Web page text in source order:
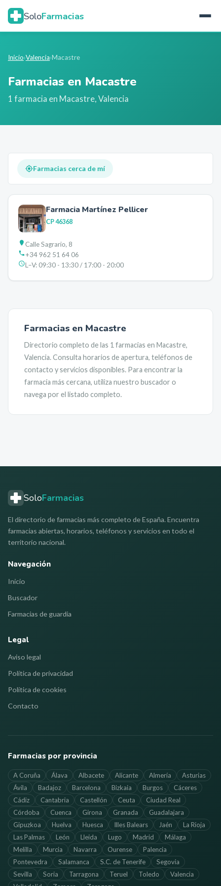
SoloFarmacias
Inicio›Valencia›Macastre
Farmacias en Macastre
1 farmacia en Macastre,Valencia
Farmacias cerca de mí
Farmacia Martínez Pellicer
CP46368
Calle Sagrario, 8
+34 962 51 64 06
L–V:09:30 - 13:30 / 17:00 - 20:00
Farmacias en Macastre
Directorio completo de las 1 farmacias en Macastre,
Valencia. Consulta horarios de apertura, teléfonos de
contacto y servicios disponibles. Para encontrar la
farmacia más cercana, utiliza nuestro buscador o
navega por el listado completo.
SoloFarmacias
El directorio de farmacias más completo de España. Encuentra
farmacias abiertas, horarios, teléfonos y servicios en todo el
territorio nacional.
Navegación
Inicio
Buscador
Farmacias de guardia
Legal
Aviso legal
Política de privacidad
Política de cookies
Contacto
Farmacias por provincia
A Coruña Álava Albacete Alicante Almería
Asturias
Ávila
Badajoz Barcelona Bizkaia Burgos
Cáceres
Cádiz
Cantabria Castellón Ceuta
Ciudad Real
Córdoba
Cuenca Girona Granada
Guadalajara
Gipuzkoa
Huelva Huesca Illes Balears Jaén
La Rioja
Las Palmas
León Lleida Lugo Madrid
Málaga
Melilla
Murcia Navarra Ourense
Palencia
Pontevedra
Salamanca S.C. de Tenerife
Segovia
Sevilla
Soria Tarragona Teruel Toledo
Valencia